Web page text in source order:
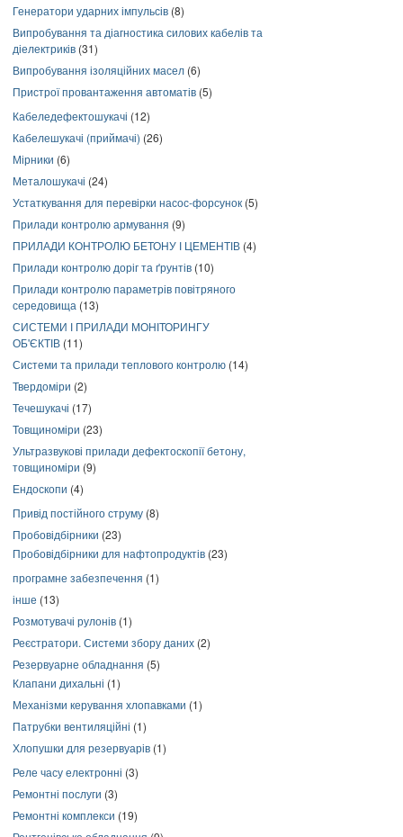
Генератори ударних імпульсів (8)
Випробування та діагностика силових кабелів та
діелектриків (31)
Випробування ізоляційних масел (6)
Пристрої провантаження автоматів (5)
Кабеледефектошукачі (12)
Кабелешукачі (приймачі) (26)
Мірники (6)
Металошукачі (24)
Устаткування для перевірки насос-форсунок (5)
Прилади контролю армування (9)
ПРИЛАДИ КОНТРОЛЮ БЕТОНУ І ЦЕМЕНТІВ (4)
Прилади контролю доріг та ґрунтів (10)
Прилади контролю параметрів повітряного
середовища (13)
СИСТЕМИ І ПРИЛАДИ МОНІТОРИНГУ
ОБ'ЄКТІВ (11)
Системи та прилади теплового контролю (14)
Твердоміри (2)
Течешукачі (17)
Товщиноміри (23)
Ультразвукові прилади дефектоскопії бетону,
товщиноміри (9)
Ендоскопи (4)
Привід постійного струму (8)
Пробовідбірники (23)
Пробовідбірники для нафтопродуктів (23)
програмне забезпечення (1)
інше (13)
Розмотувачі рулонів (1)
Реєстратори. Системи збору даних (2)
Резервуарне обладнання (5)
Клапани дихальні (1)
Механізми керування хлопавками (1)
Патрубки вентиляційні (1)
Хлопушки для резервуарів (1)
Реле часу електронні (3)
Ремонтні послуги (3)
Ремонтні комплекси (19)